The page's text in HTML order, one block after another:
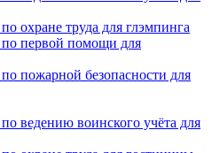
охране труда для глэмпинга
первой помощи для
пожарной безопасности для
ведению воинского учёта для